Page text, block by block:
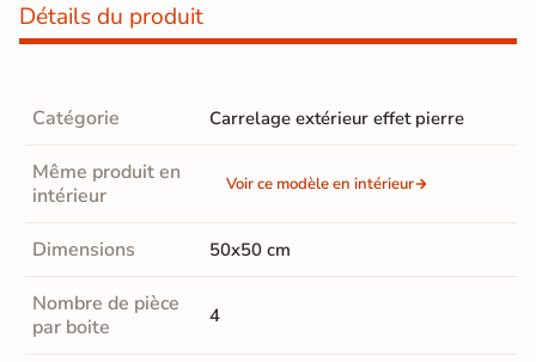
Détails du produit
Catégorie Carrelage extérieur effet pierre
Même produit en
intérieur
Voir ce modèle en intérieur
Dimensions 50x50 cm
Nombre de pièce
par boite
4